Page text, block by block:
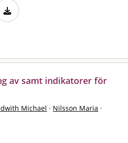
av samt indikatorer för
Michael · Nilsson Maria ·